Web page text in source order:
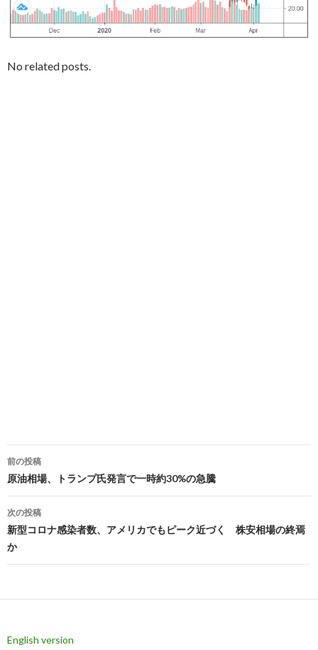
No related posts.
投
稿
ナ
ビ
ゲ
シ
前の投稿
原油相場、トランプ氏発言で一時約30%の急騰
次の投稿
新型コロナ感染者数、アメリカでもピーク近づく 株安相場の終焉
か
English version